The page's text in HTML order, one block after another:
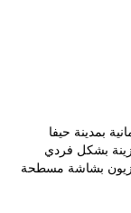
بمدينة حيفا
بشكل فردي
بشاشة مسطحة